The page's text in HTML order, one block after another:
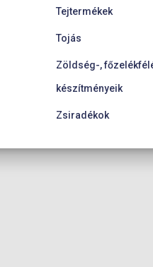
Tejtermékek
Tojás
Zöldség-,
készítményeik
Zsiradékok